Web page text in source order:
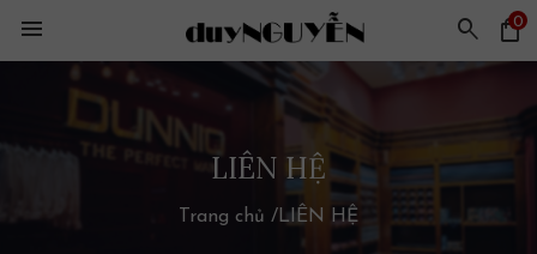
menu search shopping_bag
0
LIÊN HỆ
Trang chủ /LIÊN HỆ